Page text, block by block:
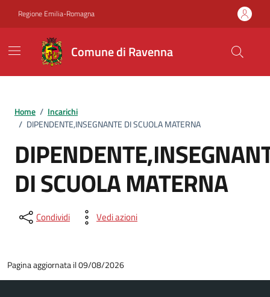
Regione Emilia-Romagna
Comune di Ravenna
Home / Incarichi
/ DIPENDENTE,INSEGNANTE DI SCUOLA MATERNA
DI SCUOLA MATERNA
Condividi Vedi azioni
Pagina aggiornata il 09/08/2026